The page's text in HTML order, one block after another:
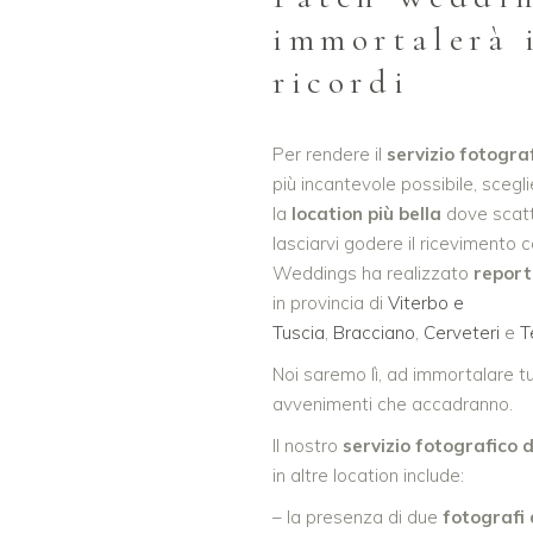
immortalerà
ricordi
Per rendere il servizio
più incantevole possibile,
la location più bella dove
lasciarvi godere il ricevimento
Weddings ha realizzato
in provincia di Viterbo e
Tuscia, Bracciano, Cerveteri e
Noi saremo lì, ad immortalare
avvenimenti che accadranno.
Il nostro servizio fotografico
in altre location include:
– la presenza di due fotografi